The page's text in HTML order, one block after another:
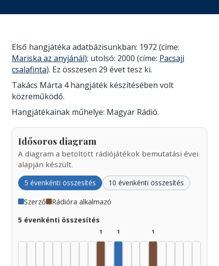
Első hangjátéka adatbázisunkban: 1972 (címe:
Mariska az anyjánál); utolsó: 2000 (címe: Pacsaji
csalafinta). Ez összesen 29 évet tesz ki.
Takács Márta 4 hangjáték készítésében volt
közreműködő.
Hangjátékainak műhelye: Magyar Rádió.
Idősoros diagram
A diagram a betöltött rádiójátékok bemutatási évei
alapján készült.
5 évenkénti összesítés 10 évenkénti összesítés
Szerző Rádióra alkalmazó
5 évenkénti összesítés
1 1 1